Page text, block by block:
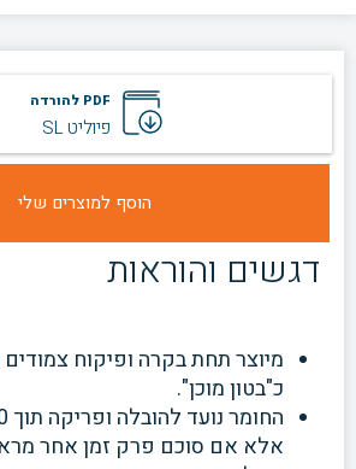
PDF להורדה
פיוליט SL
דגשים והוראות
מיוצר תחת בקרה ופיקוח
כ"בטון מוכן".
אלא אם סוכם פרק זמן אחר